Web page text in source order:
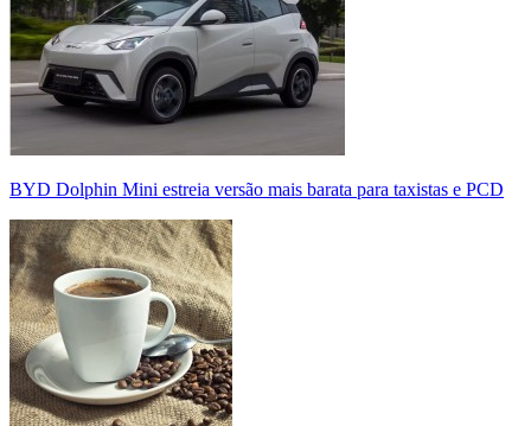
BYD Dolphin Mini estreia versão mais barata para taxistas e PCD